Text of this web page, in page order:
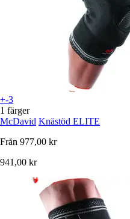
+-3
1 färger
McDavid Knästöd ELITE
Från 977,00 kr
941,00 kr